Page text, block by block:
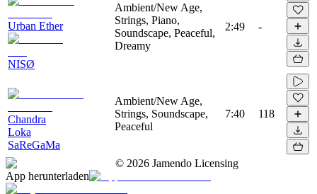
Urban Ether
NISØ
Ambient/New Age,
Strings, Piano,
Soundscape, Peaceful,
Dreamy
2:49 -
Chandra
Loka
SaReGaMa
Ambient/New Age,
Strings, Soundscape,
Peaceful
7:40 118
© 2026 Jamendo Licensing
App herunterladen